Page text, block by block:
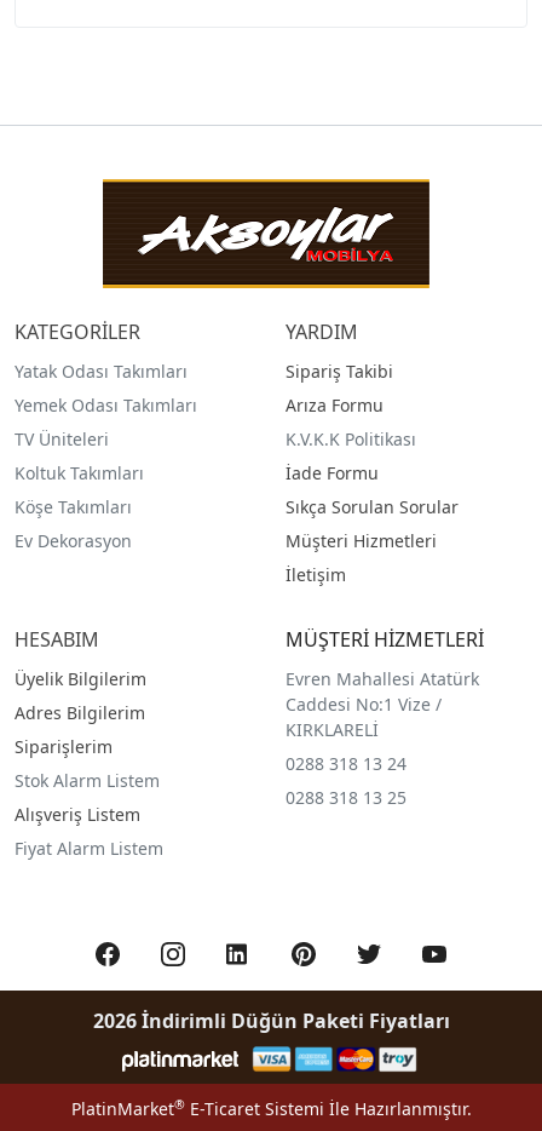
KATEGORİLER
Yatak Odası Takımları
Yemek Odası Takımları
TV Üniteleri
Koltuk Takımları
Köşe Takımları
Ev Dekorasyon
YARDIM
Sipariş Takibi
Arıza Formu
K.V.K.K Politikası
İade Formu
Sıkça Sorulan Sorular
Müşteri Hizmetleri
İletişim
HESABIM
Üyelik Bilgilerim
Adres Bilgilerim
Siparişlerim
Stok Alarm Listem
Alışveriş Listem
Fiyat Alarm Listem
MÜŞTERİ HİZMETLERİ
Evren Mahallesi Atatürk
Caddesi No:1 Vize /
KIRKLARELİ
0288 318 13 24
0288 318 13 25
2026 İndirimli Düğün Paketi Fiyatları
PlatinMarket®E-Ticaret Sistemi İle Hazırlanmıştır.